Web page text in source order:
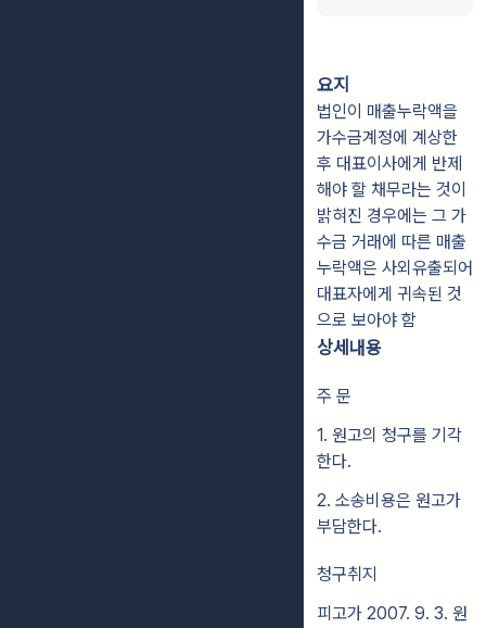
요지
법인이 매출누락액을
가수금계정에 계상한
후 대표이사에게 반제
해야 할 채무라는 것이
밝혀진 경우에는 그 가
수금 거래에 따른 매출
누락액은 사외유출되어
대표자에게 귀속된 것
으로 보아야 함
상세내용
주 문
1. 원고의 청구를 기각
한다.
2. 소송비용은 원고가
부담한다.
청구취지
피고가 2007. 9. 3. 원